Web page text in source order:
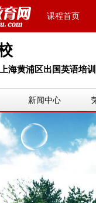
课程首页
海黄浦区出国英语培
新闻中心